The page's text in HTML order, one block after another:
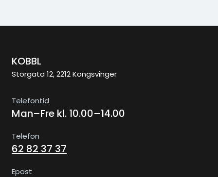
KOBBL
Storgata 12, 2212 Kongsvinger
Telefontid
Man–Fre kl. 10.00–14.00
Telefon
62 82 37 37
Epost